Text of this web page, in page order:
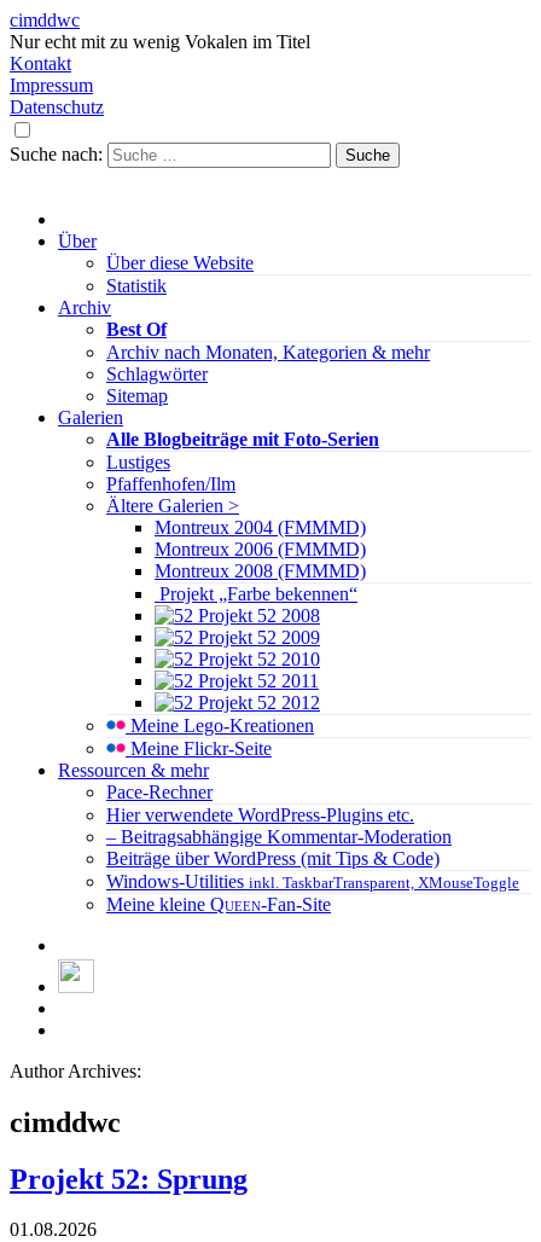
cimddwc
Nur echt mit zu wenig Vokalen im Titel
Kontakt
Impressum
Datenschutz
Suche nach:
Über
Über diese Website
Statistik
Archiv
Best Of
Archiv nach Monaten, Kategorien & mehr
Schlagwörter
Sitemap
Galerien
Alle Blogbeiträge mit Foto-Serien
Lustiges
Pfaffenhofen/Ilm
Ältere Galerien >
Montreux 2004 (FMMMD)
Montreux 2006 (FMMMD)
Montreux 2008 (FMMMD)
Projekt „Farbe bekennen“
Projekt 52 2008
Projekt 52 2009
Projekt 52 2010
Projekt 52 2011
Projekt 52 2012
Meine Lego-Kreationen
Meine Flickr-Seite
Ressourcen & mehr
Pace-Rechner
Hier verwendete WordPress-Plugins etc.
– Beitragsabhängige Kommentar-Moderation
Beiträge über WordPress (mit Tips & Code)
Windows-Utilities inkl. TaskbarTransparent, XMouseToggle
Meine kleine Queen-Fan-Site
Author Archives:
cimddwc
Projekt 52: Sprung
01.08.2026